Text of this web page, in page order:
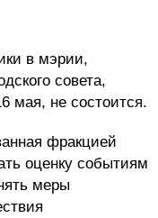
в мэрии,
совета,
мая, не состоится.
фракцией
оценку событиям
меры